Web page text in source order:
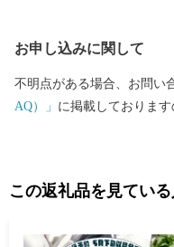
と）梨」と呼ばれ、そのみ
評価を得ているブランド梨
あきづき、かおり、新星、
精込めて育てられた美しい
内には農家さん以外にも
お申し込みに関して
不明点がある場合、お問い
AQ）」 に掲載しております
この返礼品を見てい